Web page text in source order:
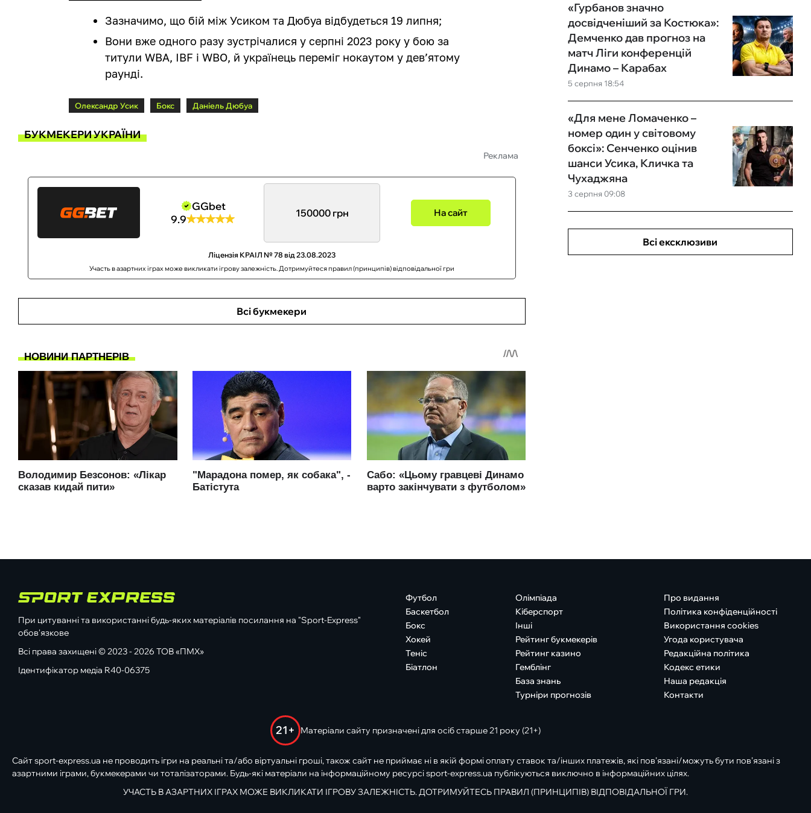
Зазначимо, що бій між Усиком та Дюбуа відбудеться 19 липня;
Вони вже одного разу зустрічалися у серпні 2023 року у бою за
титули WBA, IBF і WBO, й українець переміг нокаутом у дев’ятому
раунді.
Олександр Усик Бокс Даніель Дюбуа
БУКМЕКЕРИ УКРАЇНИ
Реклама
GGbet
9.9
150000 грн На сайт
Ліцензія КРАІЛ № 78 від 23.08.2023
Участь в азартних іграх може викликати ігрову залежність. Дотримуйтеся правил (принципів) відповідальної гри
Всі букмекери
5 серпня 18:54
«Гурбанов значно
досвідченіший за Костюка»:
Демченко дав прогноз на
матч Ліги конференцій
Динамо – Карабах
3 серпня 09:08
«Для мене Ломаченко –
номер один у світовому
боксі»: Сенченко оцінив
шанси Усика, Кличка та
Чухаджяна
Всі ексклюзиви
При цитуванні та використанні будь-яких матеріалів посилання на "Sport-Express"
обов'язкове
Всі права захищені © 2023 - 2026 ТОВ «ПМХ»
Ідентифікатор медіа R40-06375
Футбол
Баскетбол
Бокс
Хокей
Теніс
Біатлон
Олімпіада
Кіберспорт
Інші
Рейтинг букмекерів
Рейтинг казино
Гемблінг
База знань
Турніри прогнозів
Про видання
Політика конфіденційності
Використання cookies
Угода користувача
Редакційна політика
Кодекс етики
Наша редакція
Контакти
21+ Матеріали сайту призначені для осіб старше 21 року (21+)
Сайт sport-express.ua не проводить ігри на реальні та/або віртуальні гроші, також сайт не приймає ні в якій формі оплату ставок та/інших платежів, які пов’язані/можуть бути пов’язані з
азартними іграми, букмекерами чи тоталізаторами. Будь-які матеріали на інформаційному ресурсі sport-express.ua публікуються виключно в інформаційних цілях.
УЧАСТЬ В АЗАРТНИХ ІГРАХ МОЖЕ ВИКЛИКАТИ ІГРОВУ ЗАЛЕЖНІСТЬ. ДОТРИМУЙТЕСЬ ПРАВИЛ (ПРИНЦИПІВ) ВІДПОВІДАЛЬНОЇ ГРИ.